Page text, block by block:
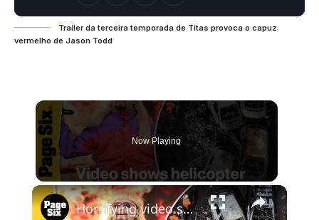
Trailer da terceira temporada de Titas provoca o capuz
vermelho de Jason Todd
Now Playing
×
Horrifying video shows moment helicopter crash that killed singer Oliver Tree plunging to ground